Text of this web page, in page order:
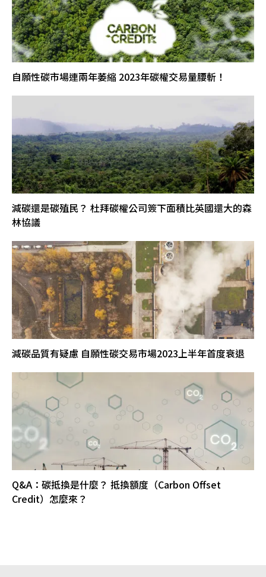
自願性碳市場連兩年萎縮 2023年碳權交易量腰斬！
減碳還是碳殖民？ 杜拜碳權公司簽下面積比英國還大的森
林協議
減碳品質有疑慮 自願性碳交易市場2023上半年首度衰退
Q&A：碳抵換是什麼？ 抵換額度（Carbon Offset
Credit）怎麼來？